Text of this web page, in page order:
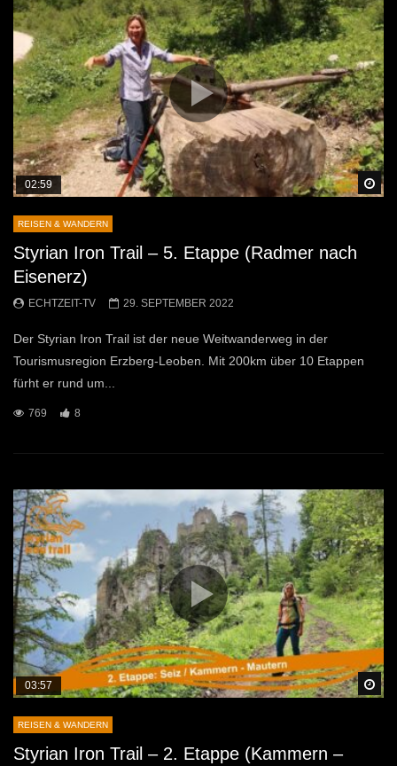
02:59
REISEN & WANDERN
Styrian Iron Trail – 5. Etappe (Radmer nach
Eisenerz)
ECHTZEIT-TV 29. SEPTEMBER 2022
Der Styrian Iron Trail ist der neue Weitwanderweg in der
Tourismusregion Erzberg-Leoben. Mit 200km über 10 Etappen
fürht er rund um...
769 8
03:57
REISEN & WANDERN
Styrian Iron Trail – 2. Etappe (Kammern –